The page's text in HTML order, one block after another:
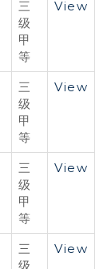
三
级
甲
等
View
三
级
甲
等
View
三
级
甲
等
View
三
级
View